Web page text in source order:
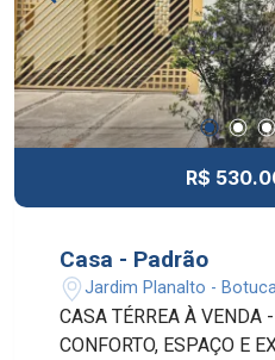
R$
Casa - Padrão
Jardim Planalto -
CASA TÉRREA À
CONFORTO, ESPAÇO E